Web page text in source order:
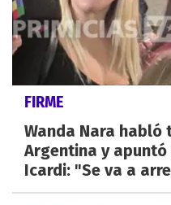
FIRME
Wanda Nara
Argentina y
Icardi: "Se va a